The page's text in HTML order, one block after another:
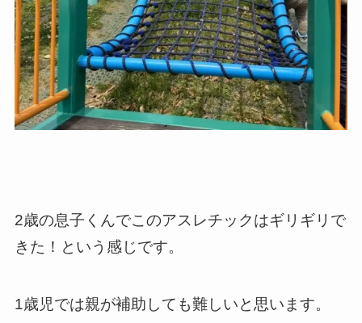
2歳の息子くんでこのアスレチックはギリギリで
きた！という感じです。
1歳児では親が補助しても難しいと思います。